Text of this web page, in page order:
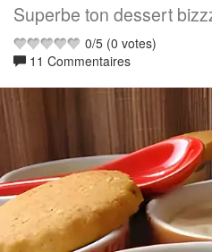
Superbe ton dessert
0/5 (0 votes)
11 Commentaires